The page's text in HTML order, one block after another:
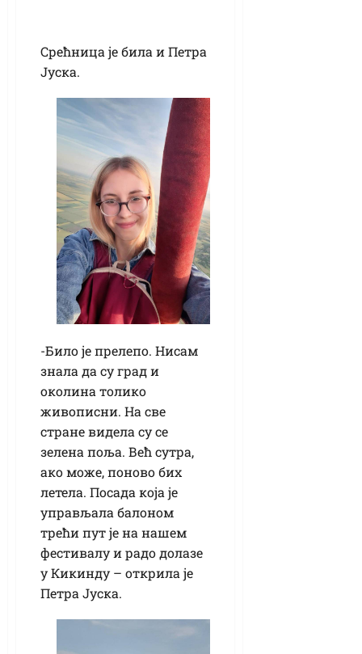
Срећница је била и Петра
Јуска.
-Било је прелепо. Нисам
знала да су град и
околина толико
живописни. На све
стране видела су се
зелена поља. Већ сутра,
ако може, поново бих
летела. Посада која је
управљала балоном
трећи пут је на нашем
фестивалу и радо долазе
у Кикинду – открила је
Петра Јуска.